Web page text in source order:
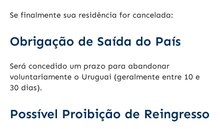
Se finalmente sua residência for cancelada:
Obrigação de Saída do País
Será concedido um prazo para abandonar
voluntariamente o Uruguai (geralmente entre 10 e
30 dias).
Possível Proibição de Reingresso